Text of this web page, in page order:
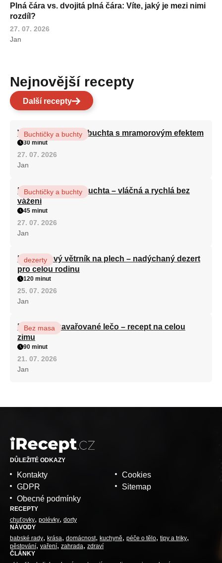
Plná čára vs. dvojitá plná čára: Víte, jaký je mezi nimi
rozdíl?
27. 07. 2026
Jan
Nejnovější recepty
Další recepty
Vláčná olejová litá buchta s mramorovým efektem
Buchtičky a buchty
30 minut
27. 07. 2026
Jan
Hrnková maková buchta – vláčná a rychlá bez
vážení
Buchtičky a buchty
45 minut
27. 07. 2026
Jan
Karamelový větrník na plech – nadýchaný dezert
pro celou rodinu
dezerty
120 minut
25. 07. 2026
Jan
Babiččino zavařované lečo – recept na celou
zimu
Bez masa
90 minut
21. 07. 2026
Jan
DŮLEŽITÉ ODKAZY
Kontakty
GDPR
Obecné podmínky
Cookies
Sitemap
RECEPTY
chuťovky polévky dorty
NÁVODY
babské rady krása domácnost kuchyně péče o tělo tipy a triky
pěstování vaření zahrada
zdraví
ČLÁNKY